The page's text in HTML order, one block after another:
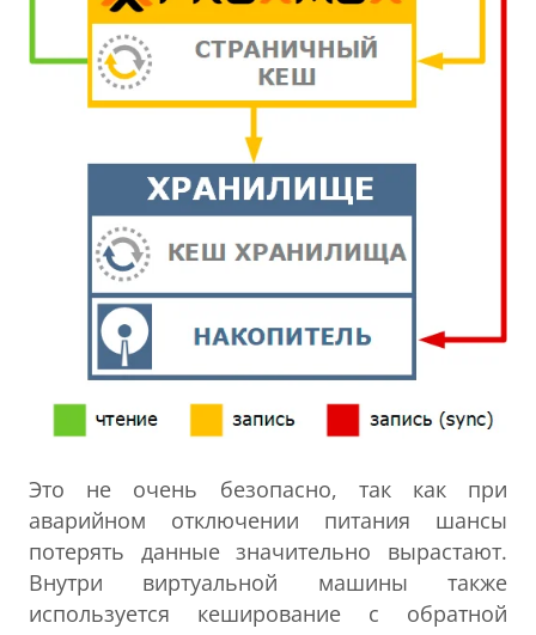
Это не очень безопасно, так как при
аварийном отключении питания шансы
потерять данные значительно вырастают.
Внутри виртуальной машины также
используется кеширование с обратной